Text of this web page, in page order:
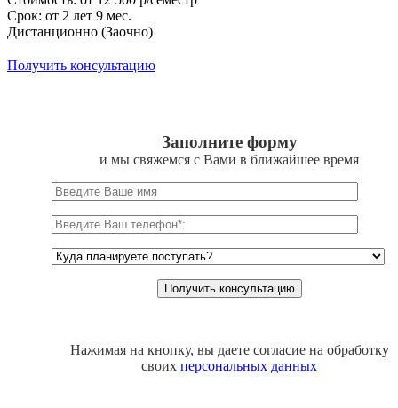
Срок: от 2 лет 9 мес.
Дистанционно (Заочно)
Получить консультацию
Заполните форму
и мы свяжемся с Вами в ближайшее время
Нажимая на кнопку, вы даете согласие на обработку
своих персональных данных